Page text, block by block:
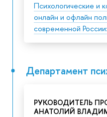
Психологические и
онлайн и офлайн
современной
Департамент
РУКОВОДИТЕЛЬ
АНАТОЛИЙ